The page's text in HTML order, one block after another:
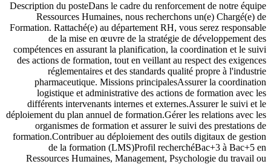
Description du posteDans le cadre du renforcement de notre équipe
Ressources Humaines, nous recherchons un(e) Chargé(e) de
Formation. Rattaché(e) au département RH, vous serez responsable
de la mise en œuvre de la stratégie de développement des
compétences en assurant la planification, la coordination et le suivi
des actions de formation, tout en veillant au respect des exigences
réglementaires et des standards qualité propre à l'industrie
pharmaceutique. Missions principalesAssurer la coordination
logistique et administrative des actions de formation avec les
différents intervenants internes et externes.Assurer le suivi et le
déploiement du plan annuel de formation.Gérer les relations avec les
organismes de formation et assurer le suivi des prestations de
formation.Contribuer au déploiement des outils digitaux de gestion
de la formation (LMS)Profil recherchéBac+3 à Bac+5 en
Ressources Humaines, Management, Psychologie du travail ou